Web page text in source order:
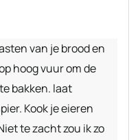
van je brood en
hoog vuur om de
bakken. laat
Kook je eieren
te zacht zou ik zo